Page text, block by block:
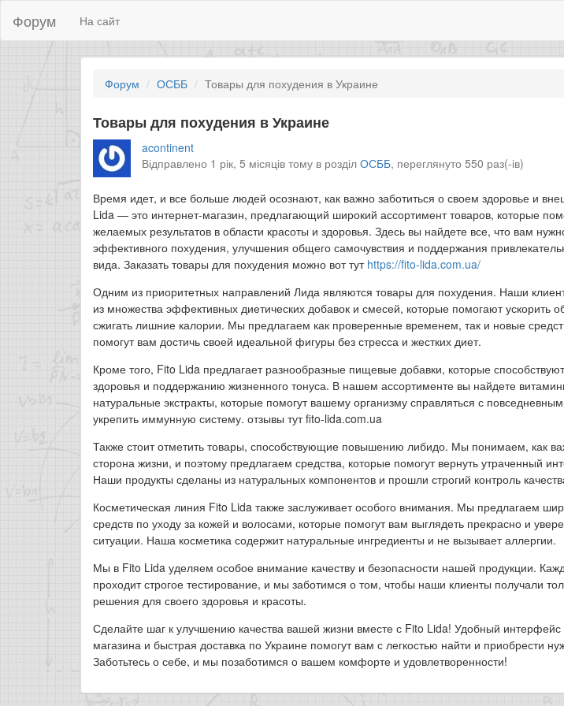
Форум На сайт
Форум ОСББ Товары для похудения в Украине
Товары для похудения в Украине
acontinent
Відправлено 1 рік, 5 місяців тому в розділОСББ, переглянуто 550 раз(-ів)
Время идет, и все больше людей осознают, как важно заботиться о своем здоровье и
Lida — это интернет-магазин, предлагающий широкий ассортимент товаров, которые
желаемых результатов в области красоты и здоровья. Здесь вы найдете все, что вам
эффективного похудения, улучшения общего самочувствия и поддержания
вида. Заказать товары для похудения можно вот тут https://fito-lida.com.ua/
Одним из приоритетных направлений Лида являются товары для похудения. Наши
из множества эффективных диетических добавок и смесей, которые помогают ускорить
сжигать лишние калории. Мы предлагаем как проверенные временем, так и новые
помогут вам достичь своей идеальной фигуры без стресса и жестких диет.
Кроме того, Fito Lida предлагает разнообразные пищевые добавки, которые
здоровья и поддержанию жизненного тонуса. В нашем ассортименте вы найдете
натуральные экстракты, которые помогут вашему организму справляться с
укрепить иммунную систему. отзывы тут fito-lida.com.ua
Также стоит отметить товары, способствующие повышению либидо. Мы понимаем, как
сторона жизни, и поэтому предлагаем средства, которые помогут вернуть утраченный
Наши продукты сделаны из натуральных компонентов и прошли строгий контроль
Косметическая линия Fito Lida также заслуживает особого внимания. Мы предлагаем
средств по уходу за кожей и волосами, которые помогут вам выглядеть прекрасно и
ситуации. Наша косметика содержит натуральные ингредиенты и не вызывает аллергии.
Мы в Fito Lida уделяем особое внимание качеству и безопасности нашей продукции.
проходит строгое тестирование, и мы заботимся о том, чтобы наши клиенты получали
решения для своего здоровья и красоты.
Сделайте шаг к улучшению качества вашей жизни вместе с Fito Lida! Удобный интерфейс
магазина и быстрая доставка по Украине помогут вам с легкостью найти и приобрести
Заботьтесь о себе, и мы позаботимся о вашем комфорте и удовлетворенности!